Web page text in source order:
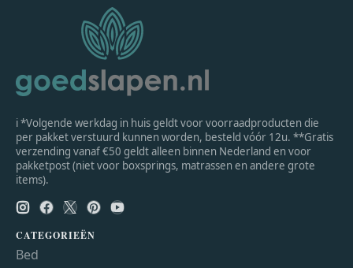
ℹ *Volgende werkdag in huis geldt voor voorraadproducten die
per pakket verstuurd kunnen worden, besteld vóór 12u. **Gratis
verzending vanaf €50 geldt alleen binnen Nederland en voor
pakketpost (niet voor boxsprings, matrassen en andere grote
items).
CATEGORIEËN
Bed